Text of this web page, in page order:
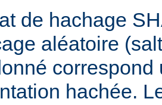
de hachage
aléatoire
correspond
hachée.